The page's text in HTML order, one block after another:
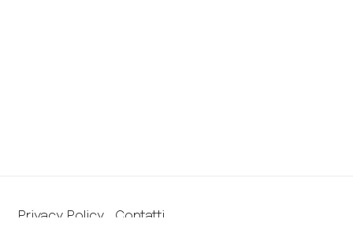
Privacy Policy Contatti